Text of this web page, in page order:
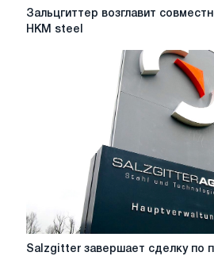
Зальцгиттер
возглавит
Зальцгиттер возглавит
HKM steel
Salzgitter
Salzgitter завершает сделку по